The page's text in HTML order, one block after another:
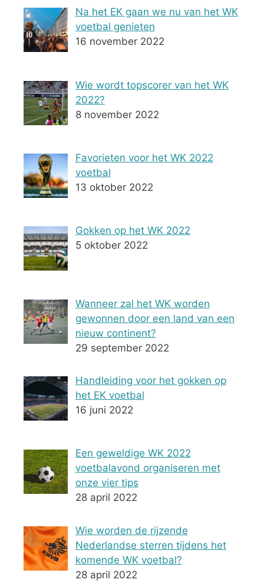
Na het EK gaan we nu van het WK
voetbal genieten
16 november 2022
Wie wordt topscorer van het WK
2022?
8 november 2022
Favorieten voor het WK 2022
voetbal
13 oktober 2022
Gokken op het WK 2022
5 oktober 2022
Wanneer zal het WK worden
gewonnen door een land van een
nieuw continent?
29 september 2022
Handleiding voor het gokken op
het EK voetbal
16 juni 2022
Een geweldige WK 2022
voetbalavond organiseren met
onze vier tips
28 april 2022
Wie worden de rijzende
Nederlandse sterren tijdens het
komende WK voetbal?
28 april 2022